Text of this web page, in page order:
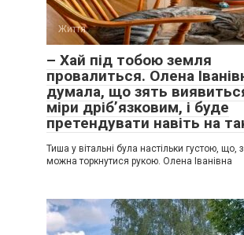
Життя
– Хай під тобою земля
провалиться. Олена
думала, що зять
міри дріб’язковим, і буде
претендувати навіть на
Тиша у вітальні була настільки густою, що,
можна торкнутися рукою. Олена Іванівна